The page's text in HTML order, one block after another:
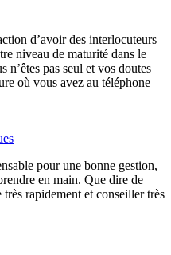
d’avoir des interlocuteurs
niveau de maturité dans le
n’êtes pas seul et vos doutes
où vous avez au téléphone
pour une bonne gestion,
en main. Que dire de
rapidement et conseiller très